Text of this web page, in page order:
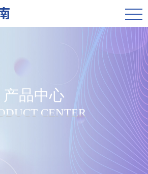
产品中心
CENTER